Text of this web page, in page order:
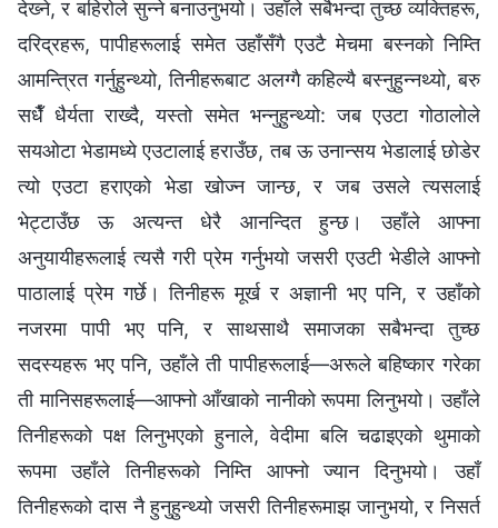
देख्‍ने, र बहिरोले सुन्‍ने बनाउनुभयो। उहाँले सबैभन्दा तुच्छ व्यक्तिहरू,
दरिद्रहरू, पापीहरूलाई समेत उहाँसँगै एउटै मेचमा बस्‍नको निम्ति
आमन्त्रित गर्नुहुन्थ्यो, तिनीहरूबाट अलग्गै कहिल्यै बस्‍नुहुन्‍नथ्यो, बरु
सधैँ धैर्यता राख्दै, यस्तो समेत भन्‍नुहुन्थ्यो: जब एउटा गोठालोले
सयओटा भेडामध्ये एउटालाई हराउँछ, तब ऊ उनान्सय भेडालाई छोडेर
त्यो एउटा हराएको भेडा खोज्न जान्छ, र जब उसले त्यसलाई
भेट्टाउँछ ऊ अत्यन्त धेरै आनन्दित हुन्छ। उहाँले आफ्ना
अनुयायीहरूलाई त्यसै गरी प्रेम गर्नुभयो जसरी एउटी भेडीले आफ्नो
पाठालाई प्रेम गर्छे। तिनीहरू मूर्ख र अज्ञानी भए पनि, र उहाँको
नजरमा पापी भए पनि, र साथसाथै समाजका सबैभन्दा तुच्छ
सदस्यहरू भए पनि, उहाँले ती पापीहरूलाई—अरूले बहिष्कार गरेका
ती मानिसहरूलाई—आफ्नो आँखाको नानीको रूपमा लिनुभयो। उहाँले
तिनीहरूको पक्ष लिनुभएको हुनाले, वेदीमा बलि चढाइएको थुमाको
रूपमा उहाँले तिनीहरूको निम्ति आफ्नो ज्यान दिनुभयो। उहाँ
तिनीहरूको दास नै हुनुहुन्थ्यो जसरी तिनीहरूमाझ जानुभयो, र निसर्त